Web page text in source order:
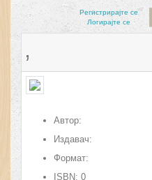
Регистрирајтe се
Логирајте се
,
Автор:
Издавач:
Формат:
ISBN: 0